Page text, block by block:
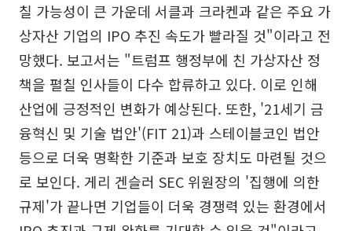
칠 가능성이 큰 가운데 서클과 크라켄과 같은 주요 가
상자산 기업의 IPO 추진 속도가 빨라질 것"이라고 전
망했다. 보고서는 "트럼프 행정부에 친 가상자산 정
책을 펼칠 인사들이 다수 합류하고 있다. 이로 인해
산업에 긍정적인 변화가 예상된다. 또한, '21세기 금
융혁신 및 기술 법안'(FIT 21)과 스테이블코인 법안
등으로 더욱 명확한 기준과 보호 장치도 마련될 것으
로 보인다. 게리 겐슬러 SEC 위원장의 '집행에 의한
규제'가 끝나면 기업들이 더욱 경쟁력 있는 환경에서